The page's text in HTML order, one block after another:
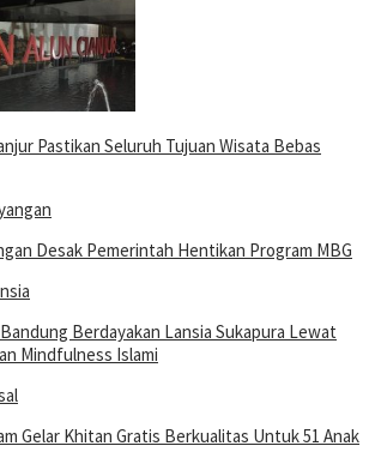
Pastikan Seluruh Tujuan Wisata Bebas
Desak Pemerintah Hentikan Program MBG
Berdayakan Lansia Sukapura Lewat
Mindfulness Islami
Gelar Khitan Gratis Berkualitas Untuk 51 Anak